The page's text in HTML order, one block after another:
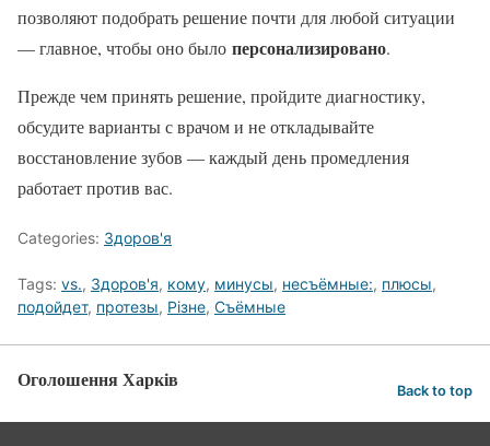
позволяют подобрать решение почти для любой ситуации
— главное, чтобы оно было персонализировано.
Прежде чем принять решение, пройдите диагностику,
обсудите варианты с врачом и не откладывайте
восстановление зубов — каждый день промедления
работает против вас.
Categories: Здоров'я
Tags: vs., Здоров'я, кому, минусы, несъёмные:, плюсы,
подойдет, протезы, Різне, Съёмные
Оголошення Харків Back to top